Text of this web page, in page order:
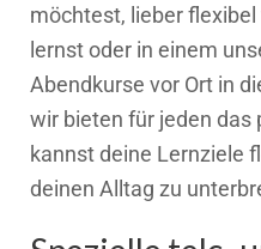
möchtest, lieber
lernst oder in einem
Abendkurse vor Ort in
wir bieten für jeden das
kannst deine Lernziele
deinen Alltag zu